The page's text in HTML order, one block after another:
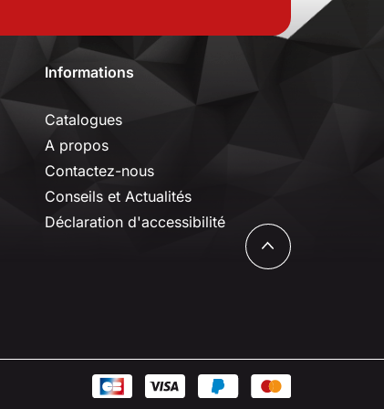
Informations
Catalogues
A propos
Contactez-nous
Conseils et Actualités
Déclaration d'accessibilité